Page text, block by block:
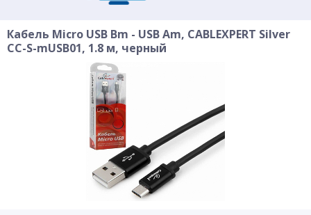
Кабель Micro USB Bm - USB Am, CABLEXPERT Silver
CC-S-mUSB01, 1.8 м, черный